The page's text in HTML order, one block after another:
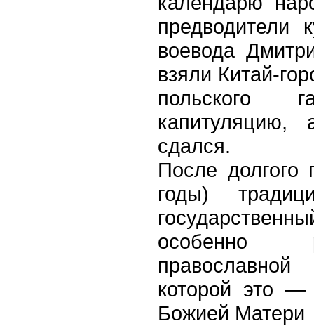
воевода
взяли Китай-
польского
сдался.
После
годы)
особенно
которой это —
Божией Матери